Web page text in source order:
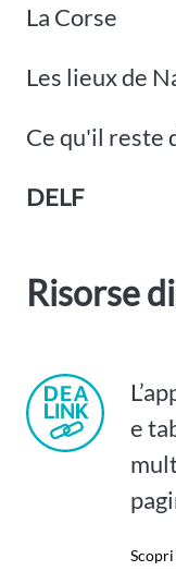
La Corse
Les lieux de
Ce qu'il reste
DELF
Risorse
e